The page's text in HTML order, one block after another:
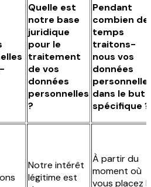
Quelle est
notre base
juridique
pour le
traitement
de vos
données
personnelles
?
Pendant
combien de
temps
traitons-
nous vos
données
dans le but
spécifique ?
Notre intérêt
légitime est
À partir du
moment où
vous placez